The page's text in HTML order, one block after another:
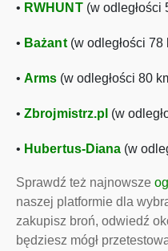
• RWHUNT(w odległości
• Bażant(w odległości 78
• Arms (w odległości 80
• Zbrojmistrz.pl (w
• Hubertus-Diana (w
Sprawdź też najnowsze
naszej platformie dla
zakupisz broń, odwiedź
będziesz mógł